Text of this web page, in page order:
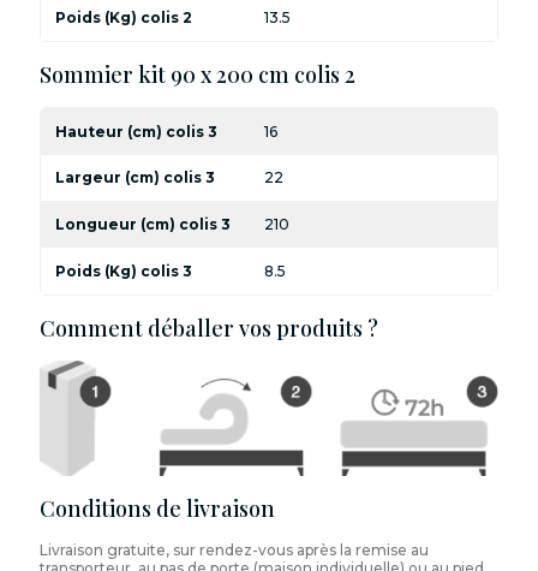
Poids (Kg) colis 2 13.5
Sommier kit 90 x 200 cm colis 2
Hauteur (cm) colis 3 16
Largeur (cm) colis 3 22
Longueur (cm) colis 3 210
Poids (Kg) colis 3 8.5
Comment déballer vos produits ?
Conditions de livraison
Livraison gratuite, sur rendez-vous après la remise au